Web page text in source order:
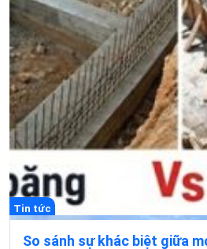
Tin tức
So sánh sự khác biệt giữa